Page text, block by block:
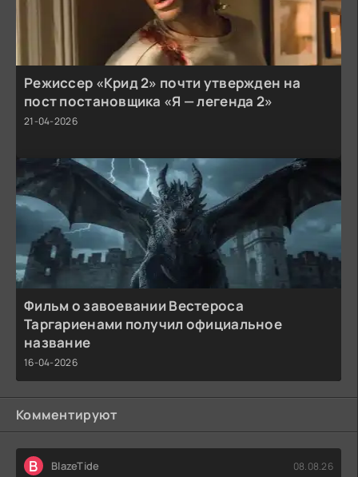
Режиссер «Крид 2» почти утвержден на
пост постановщика «Я — легенда 2»
21-04-2026
Фильм о завоевании Вестероса
Таргариенами получил официальное
название
16-04-2026
Комментируют
B BlazeTide 08.08.26